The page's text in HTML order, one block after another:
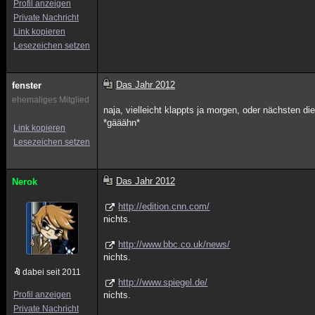
Profil anzeigen
Private Nachricht
Link kopieren
Lesezeichen setzen
fenster
ehemaliges Mitglied
Link kopieren
Lesezeichen setzen
Das Jahr 2012
naja, vielleicht klappts ja morgen, oder nächsten
*gääähn*
Nerok
dabei seit 2011
Profil anzeigen
Private Nachricht
Das Jahr 2012
http://edition.cnn.com/
nichts.
http://www.bbc.co.uk/news/
nichts.
http://www.spiegel.de/
nichts.